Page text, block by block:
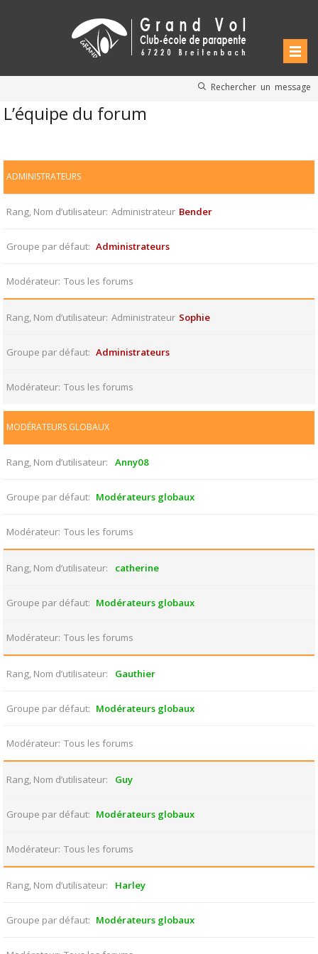
Rechercher un message
L’équipe du forum
ADMINISTRATEURS
Rang, Nom d’utilisateur Administrateur Bender
Groupe par défaut Administrateurs
Modérateur Tous les forums
Rang, Nom d’utilisateur Administrateur Sophie
Groupe par défaut Administrateurs
Modérateur Tous les forums
MODÉRATEURS GLOBAUX
Rang, Nom d’utilisateur Anny08
Groupe par défaut Modérateurs globaux
Modérateur Tous les forums
Rang, Nom d’utilisateur catherine
Groupe par défaut Modérateurs globaux
Modérateur Tous les forums
Rang, Nom d’utilisateur Gauthier
Groupe par défaut Modérateurs globaux
Modérateur Tous les forums
Rang, Nom d’utilisateur Guy
Groupe par défaut Modérateurs globaux
Modérateur Tous les forums
Rang, Nom d’utilisateur Harley
Groupe par défaut Modérateurs globaux